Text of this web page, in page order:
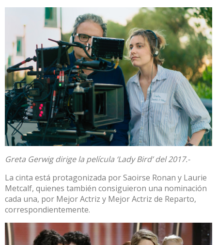
Greta Gerwig dirige la película ‘Lady Bird’ del 2017.-
La cinta está protagonizada por Saoirse Ronan y Laurie
Metcalf, quienes también consiguieron una nominación
cada una, por Mejor Actriz y Mejor Actriz de Reparto,
correspondientemente.